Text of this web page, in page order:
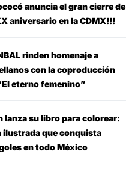
anuncia el gran cierre de
aniversario en la CDMX!!!
rinden homenaje a
con la coproducción
eterno femenino”
lanza su libro para colorear:
ilustrada que conquista
en todo México